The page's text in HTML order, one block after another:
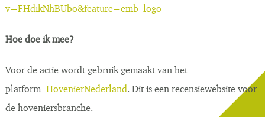
v=FHdikNhBUbo&feature=emb_logo
Hoe doe ik mee?
Voor de actie wordt gebruik gemaakt van het
platform HovenierNederland. Dit is een recensiewebsite voor
de hoveniersbranche.